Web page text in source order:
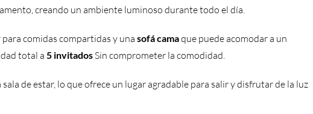
creando un ambiente luminoso durante todo el día.
comidas compartidas y una sofá camaque puede acomodar a un
total a 5 invitadosSin comprometer la comodidad.
sala de estar, lo que ofrece un lugar agradable para salir y disfrutar de la luz